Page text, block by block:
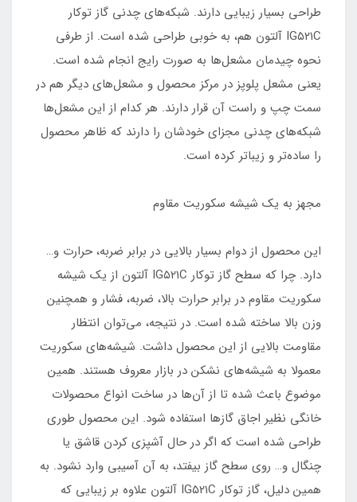
طراحی بسیار زیبایی دارند. شبکه‌های چدنی گاز توکار
IG۵۲۱C آلتون هم، به خوبی طراحی شده است. از طرفی
نحوه چیدمان مشعل‌ها به صورت رایج انجام شده است.
یعنی مشعل پلوپز در مرکز محصول و مشعل‌های دیگر هم در
سمت چپ و راست آن قرار دارند. هر کدام از این مشعل‌ها
شبکه‌های چدنی مجزای خودشان را دارند که ظاهر محصول
را ساده‌تر و زیباتر کرده است.
مجهز به یک شیشه سکوریت مقاوم
این محصول از دوام بسیار بالایی در برابر ضربه، حرارت و…
دارد. چرا که سطح گاز توکار IG۵۲۱C آلتون از یک شیشه
سکوریت مقاوم در برابر حرارت بالا، ضربه، فشار و همچنین
وزن بالا ساخته شده است. در نتیجه، می‌توان انتظار
مقاومت بالایی از این محصول داشت. شیشه‌های سکوریت
معمولا به شیشه‌های نشکن در بازار معروف هستند. همین
موضوع باعث شده تا از آن‌ها در ساخت انواع محصولات
خانگی نظیر اجاق گازها استفاده شود. این محصول طوری
طراحی شده است که اگر در حال آشپزی کردن قاشق یا
چنگال و… روی سطح گاز بیفتد، به آن آسیبی وارد نشود. به
همین دلیل، گاز توکار IG۵۲۱C آلتون علاوه بر زیبایی که